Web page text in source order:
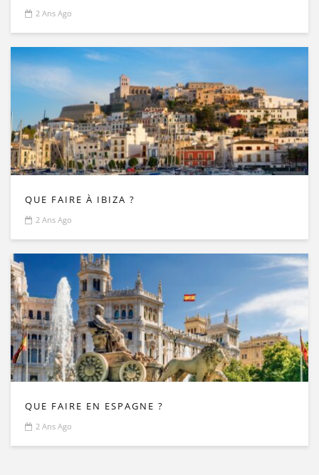
2 Ans Ago
QUE FAIRE À IBIZA ?
2 Ans Ago
QUE FAIRE EN ESPAGNE ?
2 Ans Ago